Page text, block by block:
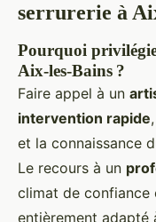
serrurerie à
Pourquoi
Aix-les-Bains ?
Faire appel à un
intervention rapide
et la connaissance
Le recours à un
climat de confiance
entièrement adapté